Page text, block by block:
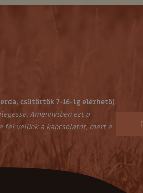
csütörtök 7-16-ig elérhető)
Amennyiben ezt a
fel velünk a kapcsolatot, mert e